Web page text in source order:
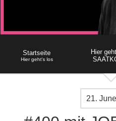
Startseite
Hier geht's los
Hier
21.